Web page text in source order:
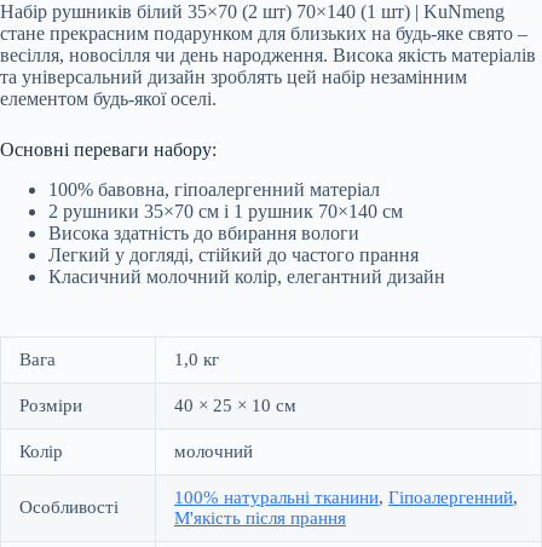
Набір рушників білий 35×70 (2 шт) 70×140 (1 шт) | KuNmeng
стане прекрасним подарунком для близьких на будь-яке свято –
весілля, новосілля чи день народження. Висока якість матеріалів
та універсальний дизайн зроблять цей набір незамінним
елементом будь-якої оселі.
Основні переваги набору:
100% бавовна, гіпоалергенний матеріал
2 рушники 35×70 см і 1 рушник 70×140 см
Висока здатність до вбирання вологи
Легкий у догляді, стійкий до частого прання
Класичний молочний колір, елегантний дизайн
Вага 1,0 кг
Розміри 40 × 25 × 10 см
Колір молочний
Особливості 100% натуральні тканини, Гіпоалергенний,
М'якість після прання